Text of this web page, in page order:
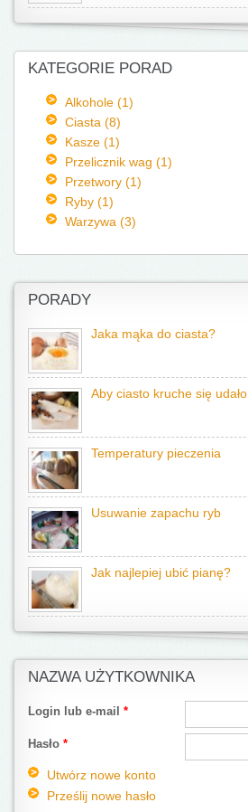
KATEGORIE PORAD
Alkohole (1)
Ciasta (8)
Kasze (1)
Przelicznik wag (1)
Przetwory (1)
Ryby (1)
Warzywa (3)
PORADY
Jaka mąka do ciasta?
Aby ciasto kruche się udało
Temperatury pieczenia
Usuwanie zapachu ryb
Jak najlepiej ubić pianę?
NAZWA UŻYTKOWNIKA
Login lub e-mail *
Hasło *
Utwórz nowe konto
Prześlij nowe hasło